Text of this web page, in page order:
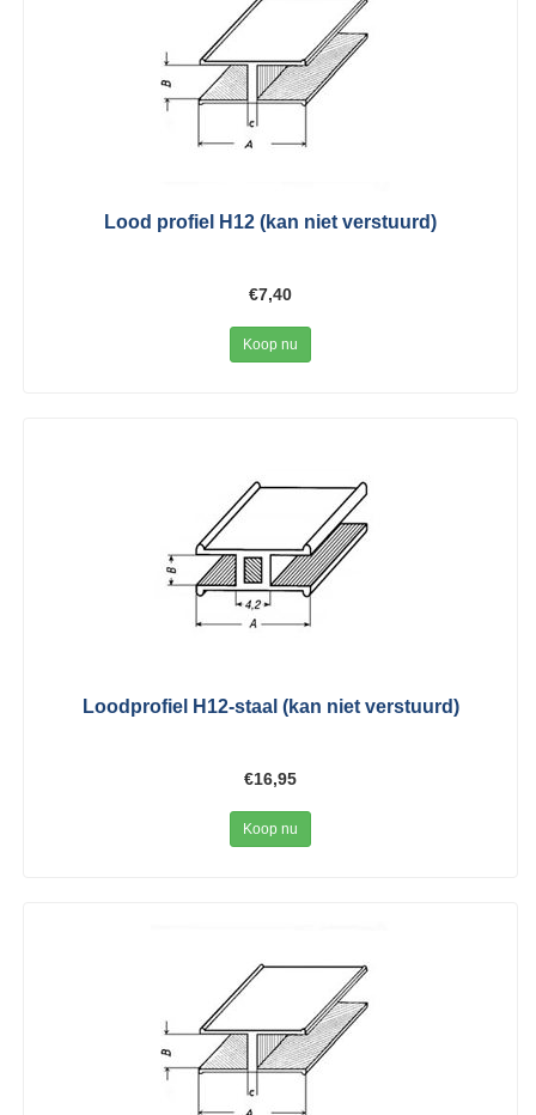
Lood profiel H12 (kan niet verstuurd)
€7,40
Koop nu
Loodprofiel H12-staal (kan niet verstuurd)
€16,95
Koop nu